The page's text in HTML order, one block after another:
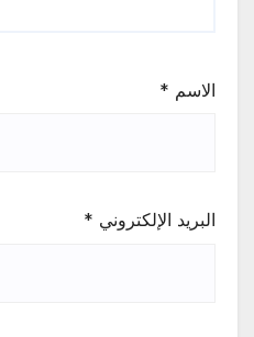
الاسم *
البريد الإلكتروني *